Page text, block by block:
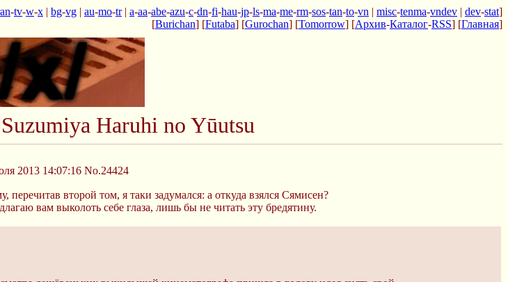
-tv-w-x | bg-vg | au-mo-tr| a-aa-abe-azu-c-dn-fi-hau-jp-ls-ma-me-rm-sos-tan-to-vn | misc-tenma-vndev | dev-stat]
[Burichan] [Futaba] [Gurochan] [Tomorrow] [Архив-Каталог-RSS] [Главная]
Haruhi no Yūutsu
2013 14:07:16 No.24424
второй том, я таки задумался: а откуда взялся Сямисен?
вам выколоть себе глаза, лишь бы не читать эту бредятину.